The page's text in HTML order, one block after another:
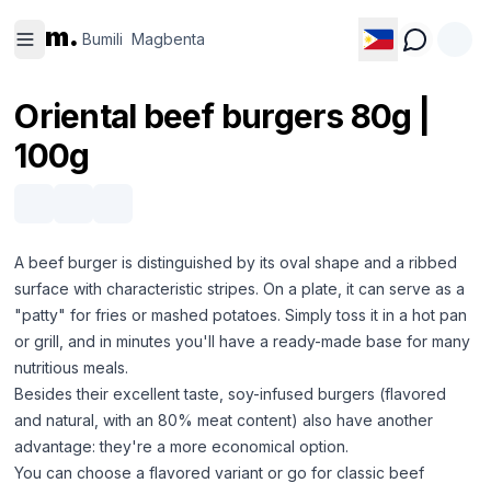
m. Bumili Magbenta
Oriental beef burgers 80g |
100g
A beef burger is distinguished by its oval shape and a ribbed
surface with characteristic stripes. On a plate, it can serve as a
"patty" for fries or mashed potatoes. Simply toss it in a hot pan
or grill, and in minutes you'll have a ready-made base for many
nutritious meals.
Besides their excellent taste, soy-infused burgers (flavored
and natural, with an 80% meat content) also have another
advantage: they're a more economical option.
You can choose a flavored variant or go for classic beef